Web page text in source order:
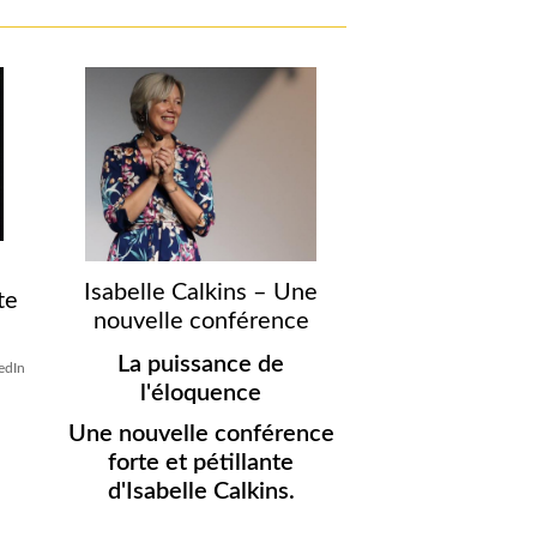
Isabelle Calkins – Une
nouvelle conférence
La puissance de
l'éloquence
Une nouvelle conférence
forte et pétillante
d'Isabelle Calkins.